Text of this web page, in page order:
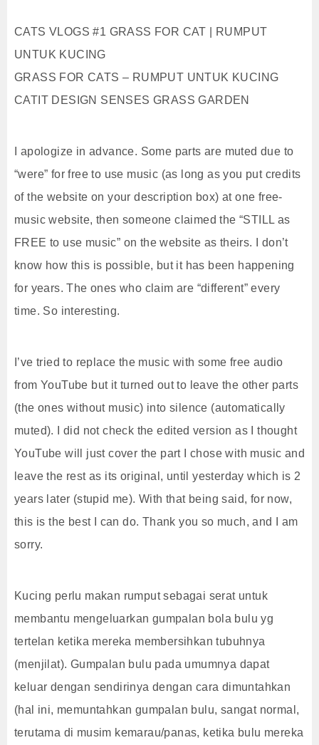
CATS VLOGS #1 GRASS FOR CAT | RUMPUT
UNTUK KUCING
GRASS FOR CATS – RUMPUT UNTUK KUCING
CATIT DESIGN SENSES GRASS GARDEN
I apologize in advance. Some parts are muted due to
“were” for free to use music (as long as you put credits
of the website on your description box) at one free-
music website, then someone claimed the “STILL as
FREE to use music” on the website as theirs. I don’t
know how this is possible, but it has been happening
for years. The ones who claim are “different” every
time. So interesting.
I’ve tried to replace the music with some free audio
from YouTube but it turned out to leave the other parts
(the ones without music) into silence (automatically
muted). I did not check the edited version as I thought
YouTube will just cover the part I chose with music and
leave the rest as its original, until yesterday which is 2
years later (stupid me). With that being said, for now,
this is the best I can do. Thank you so much, and I am
sorry.
Kucing perlu makan rumput sebagai serat untuk
membantu mengeluarkan gumpalan bola bulu yg
tertelan ketika mereka membersihkan tubuhnya
(menjilat). Gumpalan bulu pada umumnya dapat
keluar dengan sendirinya dengan cara dimuntahkan
(hal ini, memuntahkan gumpalan bulu, sangat normal,
terutama di musim kemarau/panas, ketika bulu mereka